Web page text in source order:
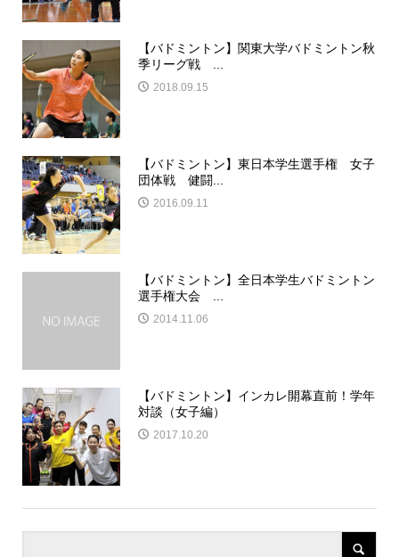
【バドミントン】関東大学バドミントン秋
季リーグ戦 ...
2018.09.15
【バドミントン】東日本学生選手権 女子
団体戦 健闘...
2016.09.11
【バドミントン】全日本学生バドミントン
選手権大会 ...
2014.11.06
【バドミントン】インカレ開幕直前！学年
対談（女子編）
2017.10.20